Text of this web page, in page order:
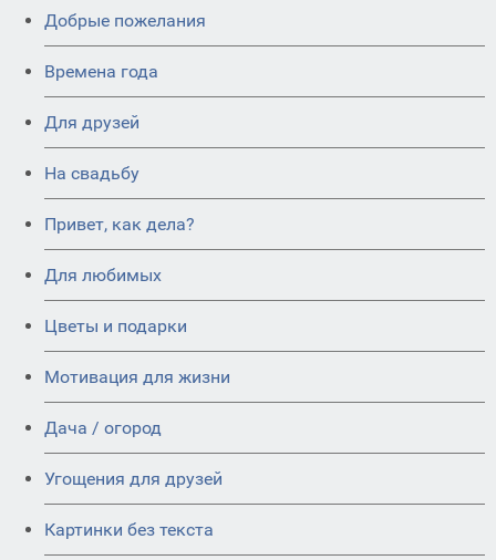
Добрые пожелания
Времена года
Для друзей
На свадьбу
Привет, как дела?
Для любимых
Цветы и подарки
Мотивация для жизни
Дача / огород
Угощения для друзей
Картинки без текста